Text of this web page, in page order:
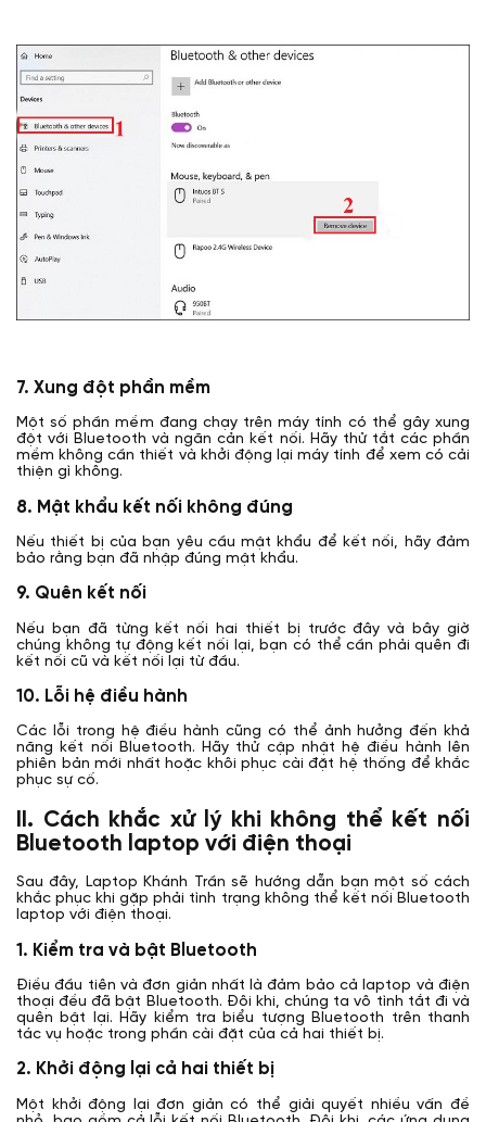
7. Xung đột phần mềm
Một số phần mềm đang chạy trên máy tính có thể gây xung
đột với Bluetooth và ngăn cản kết nối. Hãy thử tắt các phần
mềm không cần thiết và khởi động lại máy tính để xem có cải
thiện gì không.
8. Mật khẩu kết nối không đúng
Nếu thiết bị của bạn yêu cầu mật khẩu để kết nối, hãy đảm
bảo rằng bạn đã nhập đúng mật khẩu.
9. Quên kết nối
Nếu bạn đã từng kết nối hai thiết bị trước đây và bây giờ
chúng không tự động kết nối lại, bạn có thể cần phải quên đi
kết nối cũ và kết nối lại từ đầu.
10. Lỗi hệ điều hành
Các lỗi trong hệ điều hành cũng có thể ảnh hưởng đến khả
năng kết nối Bluetooth. Hãy thử cập nhật hệ điều hành lên
phiên bản mới nhất hoặc khôi phục cài đặt hệ thống để khắc
phục sự cố.
II. Cách khắc xử lý khi không thể kết nối
Bluetooth laptop với điện thoại
Sau đây, Laptop Khánh Trần sẽ hướng dẫn bạn một số cách
khắc phục khi gặp phải tình trạng không thể kết nối Bluetooth
laptop với điện thoại.
1 . Kiểm tra và bật Bluetooth
Điều đầu tiên và đơn giản nhất là đảm bảo cả laptop và điện
thoại đều đã bật Bluetooth. Đôi khi, chúng ta vô tình tắt đi và
quên bật lại. Hãy kiểm tra biểu tượng Bluetooth trên thanh
tác vụ hoặc trong phần cài đặt của cả hai thiết bị.
2. Khởi động lại cả hai thiết bị
Một khởi động lại đơn giản có thể giải quyết nhiều vấn đề